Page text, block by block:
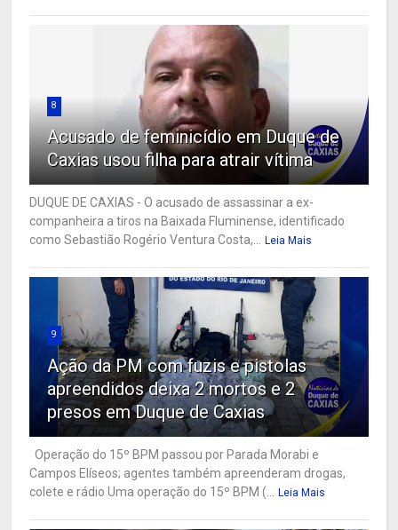
8
Acusado de feminicídio em Duque de
Caxias usou filha para atrair vítima
DUQUE DE CAXIAS - O acusado de assassinar a ex-
companheira a tiros na Baixada Fluminense, identificado
como Sebastião Rogério Ventura Costa,...
Leia Mais
9
Ação da PM com fuzis e pistolas
apreendidos deixa 2 mortos e 2
presos em Duque de Caxias
Operação do 15º BPM passou por Parada Morabi e
Campos Elíseos; agentes também apreenderam drogas,
colete e rádio Uma operação do 15º BPM (...
Leia Mais